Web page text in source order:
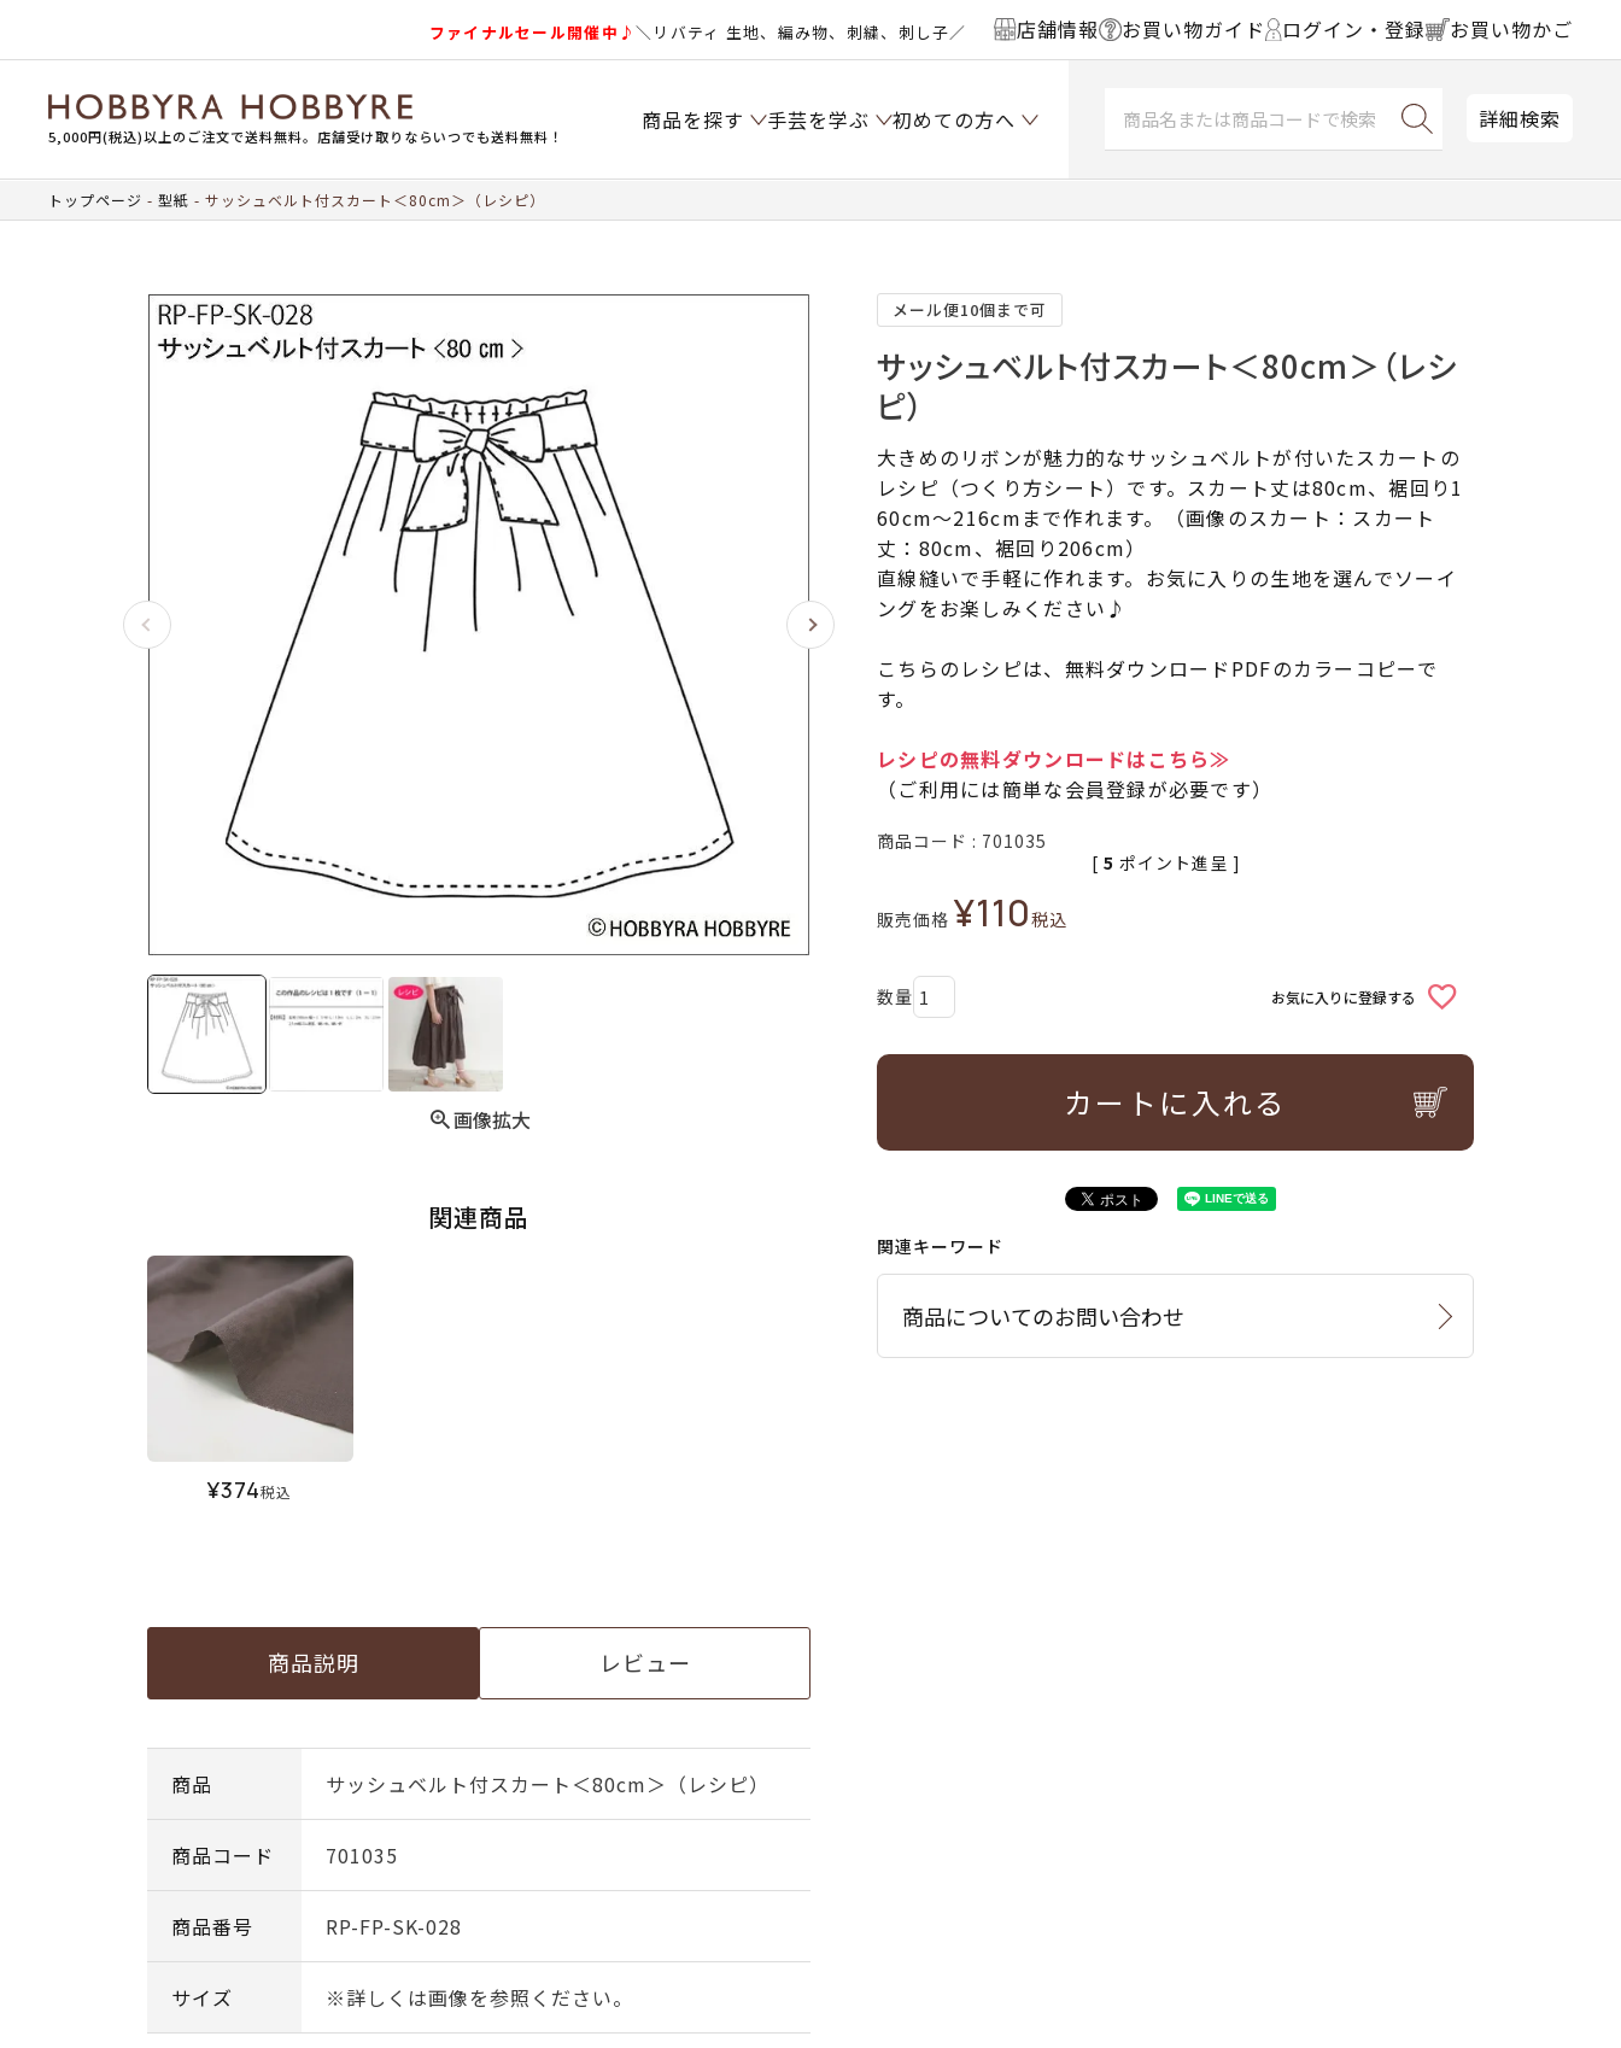
ファイナルセール開催中♪＼リバティ 生地、編み物、刺繍、刺し子／ 店舗情報 お買い物ガイド ログイン・登録 お買い物かご
5,000円(税込)以上のご注文で送料無料。店舗受け取りならいつでも送料無料！
商品を探す 手芸を学ぶ 初めての方へ 詳細検索
トップページ 型紙 サッシュベルト付スカート＜80cm＞（レシピ）
画像拡大
関連商品
¥374税込
商品説明 レビュー
商品 サッシュベルト付スカート＜80cm＞（レシピ）
商品コード 701035
商品番号 RP-FP-SK-028
サイズ ※詳しくは画像を参照ください。
メール便10個まで可
サッシュベルト付スカート＜80cm＞（レシ
ピ）
大きめのリボンが魅力的なサッシュベルトが付いたスカートの
レシピ（つくり方シート）です。スカート丈は80cm、裾回り1
60cm～216cmまで作れます。（画像のスカート：スカート
丈：80cm、裾回り206cm）
直線縫いで手軽に作れます。お気に入りの生地を選んでソーイ
ングをお楽しみください♪
こちらのレシピは、無料ダウンロードPDFのカラーコピーで
す。
レシピの無料ダウンロードはこちら≫
（ご利用には簡単な会員登録が必要です）
商品コード 701035
販売価格 ¥110税込
[ 5 ポイント進呈 ]
お気に入りに登録する
カートに入れる
関連キーワード
商品についてのお問い合わせ